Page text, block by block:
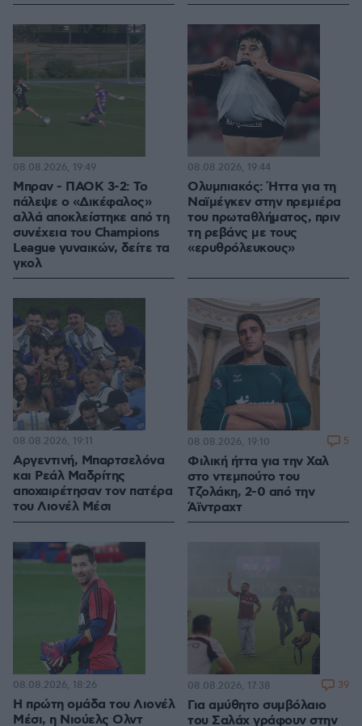
Μπραν - ΠΑΟΚ 3-2: Το
πάλεψε ο «Δικέφαλος»
αλλά αποκλείστηκε από τη
συνέχεια του Champions
League γυναικών, δείτε τα
γκολ
08.08.2026, 19:49
Ολυμπιακός: Ήττα για τη
Ναϊμέγκεν στην πρεμιέρα
του πρωταθλήματος, πριν
τη ρεβάνς με τους
«ερυθρόλευκους»
08.08.2026, 19:44
Αργεντινή, Μπαρτσελόνα
και Ρεάλ Μαδρίτης
αποχαιρέτησαν τον πατέρα
του Λιονέλ Μέσι
08.08.2026, 19:11
Φιλική ήττα για την Χαλ
στο ντεμπούτο του
Τζολάκη, 2-0 από την
Άϊντραχτ
08.08.2026, 19:10 5
Η πρώτη ομάδα του Λιονέλ
Μέσι, η Νιούελς Ολντ
08.08.2026, 18:26
Για αμύθητο συμβόλαιο
του Σαλάχ γράφουν στην
08.08.2026, 17:38 39